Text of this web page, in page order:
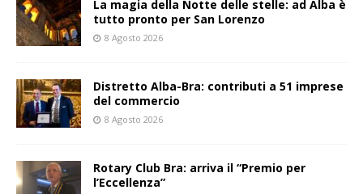
La magia della Notte delle stelle: ad Alba è
tutto pronto per San Lorenzo
8 Agosto 2026
Distretto Alba-Bra: contributi a 51 imprese
del commercio
8 Agosto 2026
Rotary Club Bra: arriva il “Premio per
l’Eccellenza”